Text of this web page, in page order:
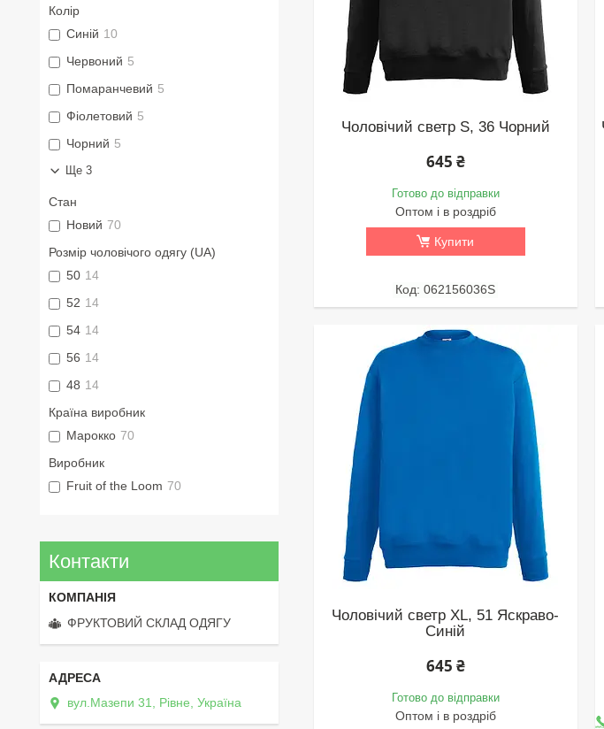
Чоловічий светр S, 36 Чорний
645 ₴
Готово до відправки
Оптом і в роздріб
Купити
062156036S
Чоловічий светр XL, 51 Яскраво-
Синій
645 ₴
Готово до відправки
Оптом і в роздріб
Колір
Синій 10
Червоний 5
Помаранчевий 5
Фіолетовий 5
Чорний 5
Ще 3
Стан
Новий 70
Розмір чоловічого одягу (UA)
50 14
52 14
54 14
56 14
48 14
Країна виробник
Марокко 70
Виробник
Fruit of the Loom 70
Контакти
ФРУКТОВИЙ СКЛАД ОДЯГУ
вул.Мазепи 31, Рівне, Україна